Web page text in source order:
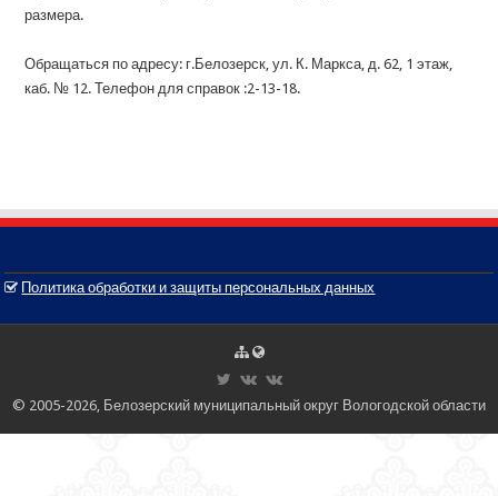
размера.
Обращаться по адресу: г.Белозерск, ул. К. Маркса, д. 62, 1 этаж,
каб. № 12. Телефон для справок :2-13-18.
Политика обработки и защиты персональных данных
© 2005-2026, Белозерский муниципальный округ Вологодской области